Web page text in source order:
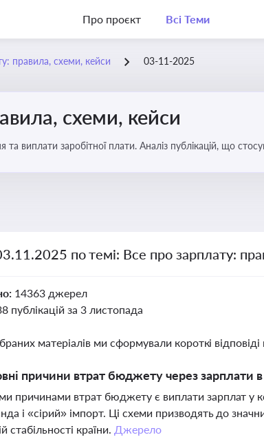
Про проєкт Всі Теми
правила, схеми, кейси 03-11-2025
схеми, кейси
та виплати заробітної плати. Аналіз публікацій, що
по темі: Все про зарплату:
14363 джерел
публікацій за 3 листопада
матеріалів ми сформували короткі
причини втрат бюджету через зарплати
причинами втрат бюджету є виплати зарплат у
і «сірий» імпорт. Ці схеми призводять до
стабільності країни. Джерело